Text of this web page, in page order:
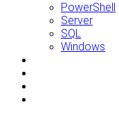
PowerShell
Server
SQL
Windows